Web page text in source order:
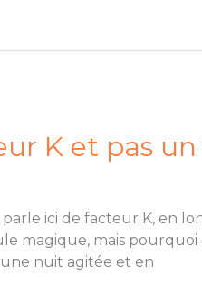
K et pas un
ici de facteur K, en
magique, mais pourquoi
une nuit agitée et en